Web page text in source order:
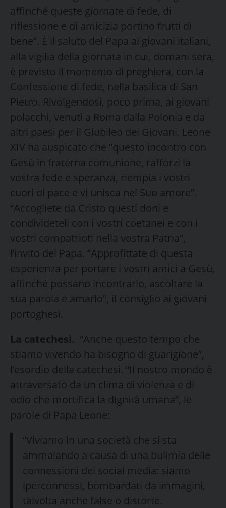
affinché queste giornate di fede, di
riflessione e di amicizia portino frutti di
bene”. È il saluto del Papa ai giovani italiani,
alla vigilia della giornata in cui, domani sera,
è previsto il momento di preghiera, con la
Confessione di fede, nella basilica di San
Pietro. Rivolgendosi, poco prima, ai giovani
polacchi, venuti a Roma dalla Polonia e da
altri paesi per il Giubileo dei Giovani, Leone
XIV ha auspicato che “questo incontro con
Gesù in fraterna comunione, rafforzi la
vostra fede e speranza, riempia i vostri
cuori di pace e vi unisca nel Suo amore”.
“Accogliete da Cristo questi doni e
condivideteli con i vostri coetanei e con i
vostri compatrioti nella vostra Patria”,
l’invito del Papa. “Approfittate di questa
esperienza per portare i vostri amici a Gesù,
affinché possano incontrarlo, ascoltare la
sua parola e amarlo”, il consiglio ai giovani
portoghesi.
La catechesi. “Anche questo tempo che
stiamo vivendo ha bisogno di guarigione”,
l’esordio della catechesi. “Il nostro mondo è
attraversato da un clima di violenza e di
odio che mortifica la dignità umana”, le
parole di Papa Leone:
“Viviamo in una società che si sta
ammalando a causa di una bulimia delle
connessioni dei social media: siamo
iperconnessi, bombardati da immagini,
talvolta anche false o distorte.